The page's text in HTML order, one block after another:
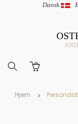
Dansk |
Hjem